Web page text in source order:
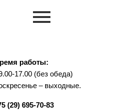
работы:
17.00 (без обеда)
– выходные.
(29) 695-70-83